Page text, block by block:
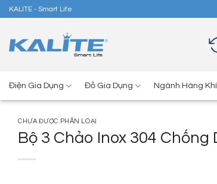
SkipKALITE - Smart Life
Điện Gia Dụng Đồ Gia Dụng Ngành Hàng Khí
CHƯA ĐƯỢC PHÂN LOẠI
Bộ 3 Chảo Inox 304